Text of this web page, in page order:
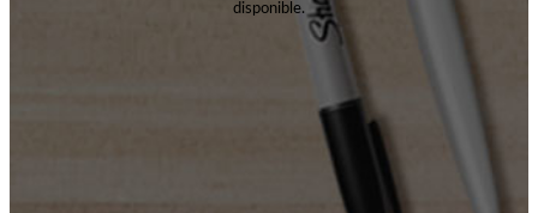
disponible.